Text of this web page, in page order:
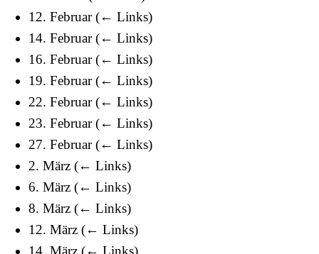
12. Februar (← Links)
14. Februar (← Links)
16. Februar (← Links)
19. Februar (← Links)
22. Februar (← Links)
23. Februar (← Links)
27. Februar (← Links)
2. März (← Links)
6. März (← Links)
8. März (← Links)
12. März (← Links)